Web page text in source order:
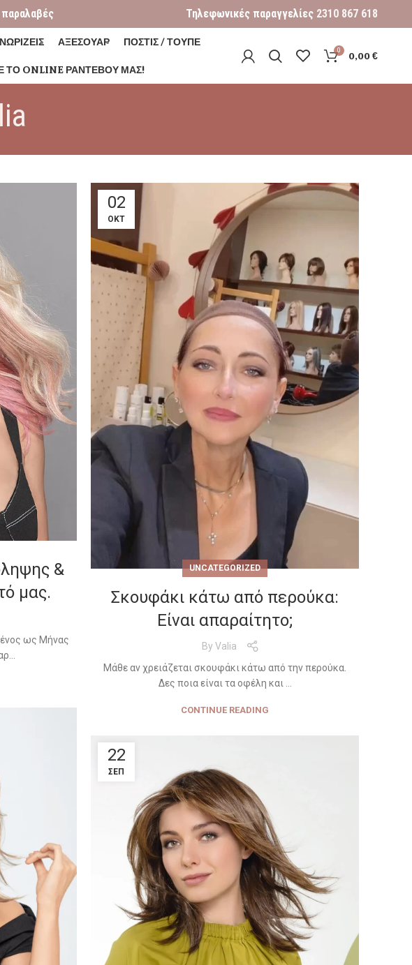
Τηλεφωνικές παραγγελίες 2310 867 618
ΑΞΕΣΟΥΑΡ
ΠΟΣΤΙΣ / ΤΟΥΠΕ
ΤΟ ONLINE ΡΑΝΤΕΒΟΎ ΜΑΣ!
0 0,00€
&
μας.
ως Μήνας
02
ΟΚΤ
UNCATEGORIZED
Σκουφάκι κάτω από περούκα:
Είναι απαραίτητο;
By Valia
Μάθε αν χρειάζεται σκουφάκι κάτω από την περούκα.
Δες ποια είναι τα οφέλη και ...
CONTINUE READING
22
ΣΕΠ